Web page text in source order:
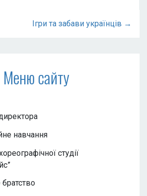
Ігри та забави українців →
Меню сайту
навчання
студії